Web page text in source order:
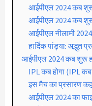
आईपीएल 2024 कब शुरू
आईपीएल 2024 कब शुरू
आईपीएल नीलामी
हार्दिक पांड्या: अद्भुत
आईपीएल 2024 कब शुरू
IPL कब होगा (IPL
इस मैच का प्रसारण
आईपीएल 2024 का